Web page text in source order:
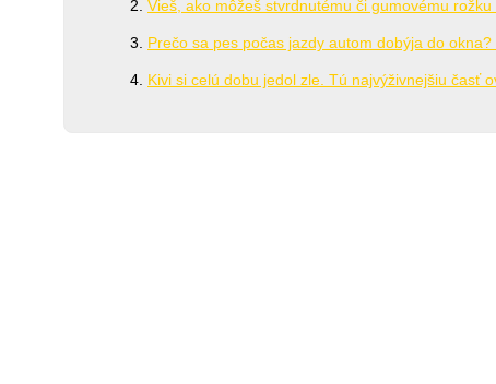
Vieš, ako môžeš stvrdnutému či gumovému
Prečo sa pes počas jazdy autom dobýja do
Kivi si celú dobu jedol zle. Tú najvýživnejšiu časť